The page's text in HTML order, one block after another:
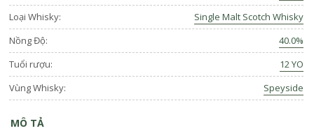
Loại Whisky:
Single Malt Scotch Whisky
Nồng Độ:
40.0%
Tuổi rượu:
12 YO
Vùng Whisky:
Speyside
MÔ TẢ